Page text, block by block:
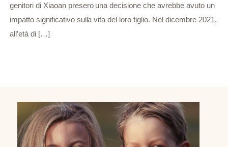
genitori di Xiaoan presero una decisione che avrebbe avuto un
impatto significativo sulla vita del loro figlio. Nel dicembre 2021,
all’età di […]